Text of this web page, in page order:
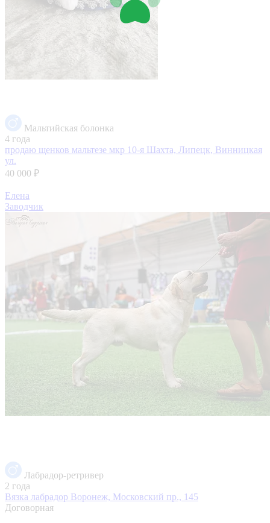
Мальтийская болонка
4 года
продаю щенков мальтезе мкр 10-я Шахта, Липецк, Винницкая
ул.
40 000 ₽
Елена
Заводчик
Лабрадор-ретривер
2 года
Вязка лабрадор Воронеж, Московский пр., 145
Договорная